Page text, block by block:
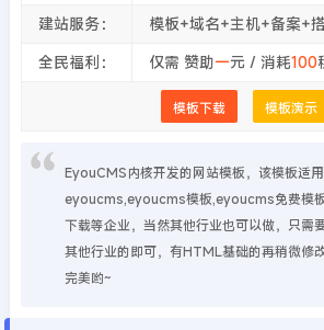
建站服务：
模板+域名+主机+备案+
全民福利：
仅需 赞助一元 / 消耗100
模板下载 模板演示
EyouCMS内核开发的网站模板，该模板适
eyoucms,eyoucms模板,eyoucms免费模
下载等企业，当然其他行业也可以做，只需
其他行业的即可，有HTML基础的再稍微修
完美哟~